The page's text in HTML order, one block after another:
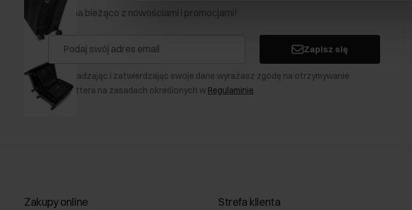
Bądź na bieżąco z nowościami i promocjami!
Zapisz się
Wprowadzając i zatwierdzając swoje dane wyrażasz zgodę na otrzymywanie
newslettera na zasadach określonych w Regulaminie.
Zakupy online Strefa klienta